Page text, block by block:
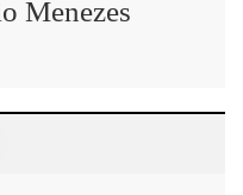
Menezes